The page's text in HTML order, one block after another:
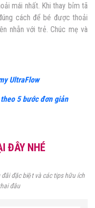
mái nhất. Khi thay bỉm tã
cách để bé được thoải
nhẫn với trẻ. Chúc mẹ và
UltraFlow
5 bước đơn giản
ĐÂY NHÉ
đặc biệt và các tips hữu ích
đâu